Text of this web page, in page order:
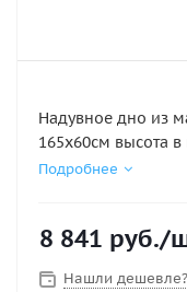
Надувное дно из
165х60см высота
Аирдек НЕ
Подробнее
8 841 руб./
Нашли дешевле?